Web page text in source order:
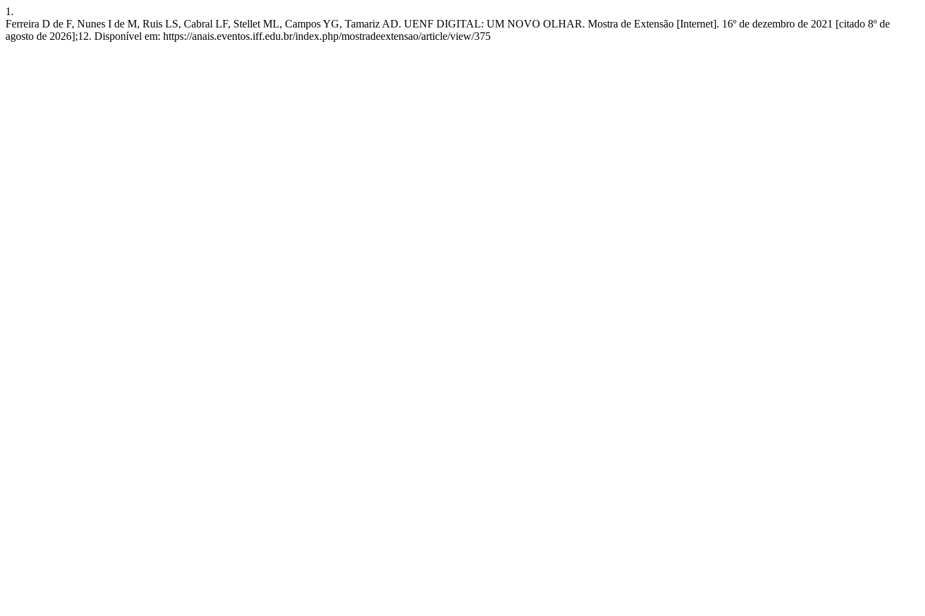
1.
Ferreira D de F, Nunes I de M, Ruis LS, Cabral LF, Stellet ML, Campos YG, Tamariz AD. UENF DIGITAL: UM NOVO OLHAR. Mostra de Extensão [Internet]. 16º de dezembro de 2021 [citado 8º de
agosto de 2026];12. Disponível em: https://anais.eventos.iff.edu.br/index.php/mostradeextensao/article/view/375